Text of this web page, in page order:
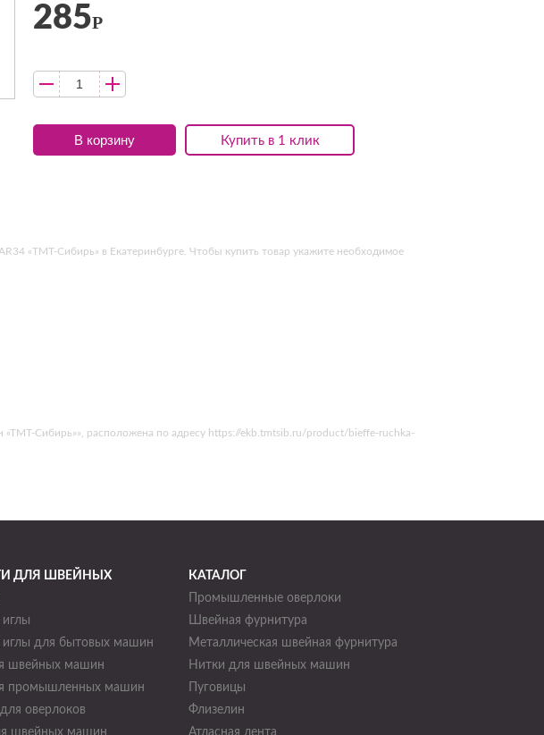
Купить в 1 клик
285Р
В корзину
«ТМТ-Сибирь» в Екатеринбурге. Чтобы купить товар укажите необходимое
Сибирь»», расположена по адресу https://ekb.tmtsib.ru/product/bieffe-ruchka-
ДЛЯ ШВЕЙНЫХ
для бытовых машин
швейных машин
промышленных машин
оверлоков
швейных машин
КАТАЛОГ
Промышленные оверлоки
Швейная фурнитура
Металлическая швейная фурнитура
Нитки для швейных машин
Пуговицы
Флизелин
Атласная лента